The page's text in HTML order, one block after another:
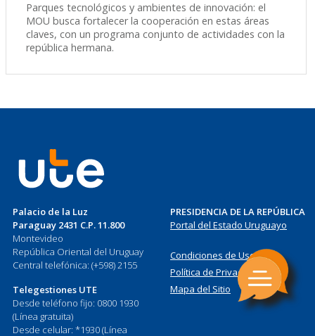
Parques tecnológicos y ambientes de innovación: el
MOU busca fortalecer la cooperación en estas áreas
claves, con un programa conjunto de actividades con la
república hermana.
Palacio de la Luz
Paraguay 2431 C.P. 11.800
Montevideo
República Oriental del Uruguay
Central telefónica: (+598) 2155
Telegestiones UTE
Desde teléfono fijo: 0800 1930
(Línea gratuita)
Desde celular: *1930 (Línea
PRESIDENCIA DE LA REPÚBLICA
Portal del Estado Uruguayo
Condiciones de Uso
Política de Privacidad
Mapa del Sitio